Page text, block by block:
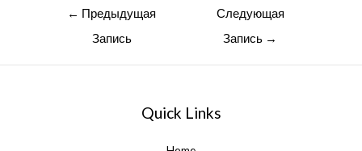
Навигация
← Предыдущая
Запись
Следующая
Запись →
Quick Links